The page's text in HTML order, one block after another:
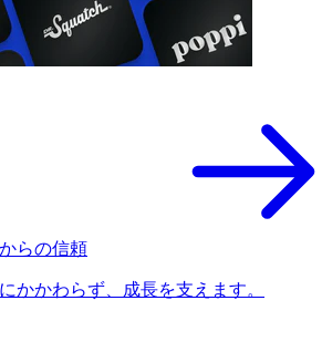
らの信頼
かかわらず、成長を支えます。